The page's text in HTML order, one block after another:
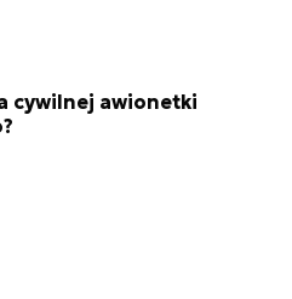
cywilnej awionetki